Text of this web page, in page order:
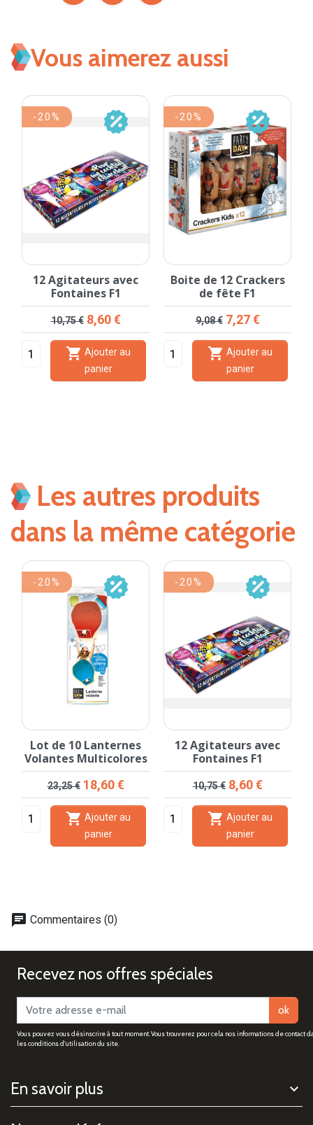
Vous aimerez aussi
12 Agitateurs avec
Fontaines F1
Prix de base
10,75 € Prix
8,60 €
 Ajouter au
panier
-20%
Boite de 12 Crackers
de fête F1
Prix de base
9,08 € Prix
7,27 €
 Ajouter au
panier
-20%
Les autres produits
dans la même catégorie
Lot de 10 Lanternes
Volantes Multicolores
Prix de base
23,25 € Prix
18,60 €
 Ajouter au
panier
-20%
12 Agitateurs avec
Fontaines F1
Prix de base
10,75 € Prix
8,60 €
 Ajouter au
panier
-20%
chat Commentaires (0)
Recevez nos offres spéciales
ok
Vous pouvez vous désinscrire à tout moment. Vous trouverez pour cela nos informations de contact
les conditions d'utilisation du site.
En savoir plus